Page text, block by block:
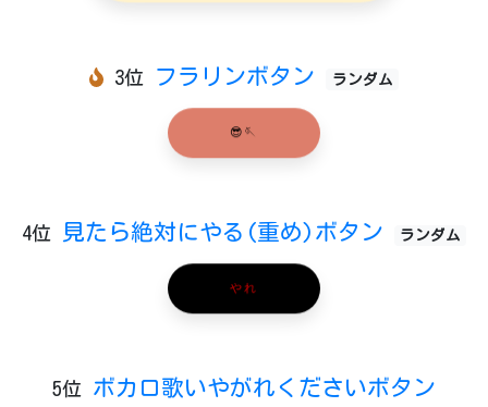
3位 フラリンボタン ランダム
😎🪡
4位 見たら絶対にやる(重め)ボタン ランダム
やれ
5位 ボカロ歌いやがれくださいボタン